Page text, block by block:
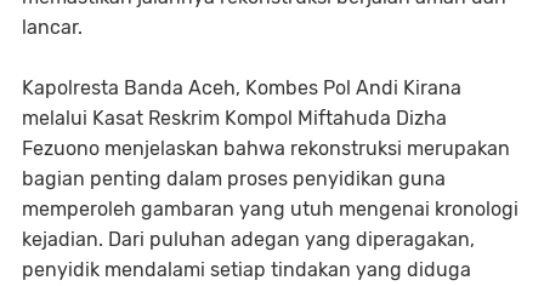
lancar.
Kapolresta Banda Aceh, Kombes Pol Andi Kirana
melalui Kasat Reskrim Kompol Miftahuda Dizha
Fezuono menjelaskan bahwa rekonstruksi merupakan
bagian penting dalam proses penyidikan guna
memperoleh gambaran yang utuh mengenai kronologi
kejadian. Dari puluhan adegan yang diperagakan,
penyidik mendalami setiap tindakan yang diduga